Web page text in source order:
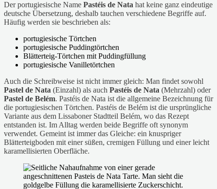
Der portugiesische Name Pastéis de Nata hat keine ganz eindeutige
deutsche Übersetzung, deshalb tauchen verschiedene Begriffe auf.
Häufig werden sie beschrieben als:
portugiesische Törtchen
portugiesische Puddingtörtchen
Blätterteig-Törtchen mit Puddingfüllung
portugiesische Vanilletörtchen
Auch die Schreibweise ist nicht immer gleich: Man findet sowohl
Pastel de Nata (Einzahl) als auch Pastéis de Nata (Mehrzahl) oder
Pastel de Belém. Pastéis de Nata ist die allgemeine Bezeichnung für
die portugiesischen Törtchen. Pastéis de Belém ist die ursprüngliche
Variante aus dem Lissaboner Stadtteil Belém, wo das Rezept
entstanden ist. Im Alltag werden beide Begriffe oft synonym
verwendet. Gemeint ist immer das Gleiche: ein knuspriger
Blätterteigboden mit einer süßen, cremigen Füllung und einer leicht
karamellisierten Oberfläche.